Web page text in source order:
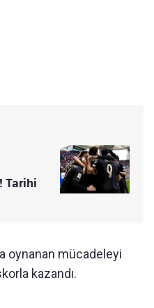
Tarihi
oynanan mücadeleyi
kazandı.